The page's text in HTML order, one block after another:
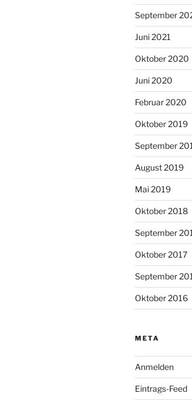
September
Juni 2021
Oktober 2020
Juni 2020
Februar 2020
Oktober 2019
September
August 2019
Mai 2019
Oktober 2018
September
Oktober 2017
September
Oktober 2016
META
Anmelden
Eintrags-Feed